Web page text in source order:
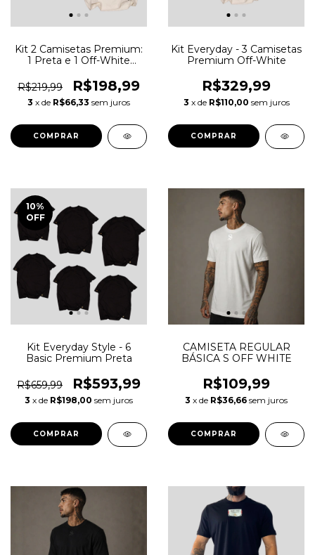
Kit 2 Camisetas Premium:
1 Preta e 1 Off-White
R$219,99
R$198,99
3 x de R$66,33 sem juros
COMPRAR
Kit Everyday - 3 Camisetas
Premium Off-White
R$329,99
3 x de R$110,00 sem juros
COMPRAR
10%
OFF
Kit Everyday Style - 6
Basic Premium Preta
R$659,99 R$593,99
3 x de R$198,00 sem juros
COMPRAR
CAMISETA REGULAR
BÁSICA S OFF WHITE
R$109,99
3 x de R$36,66 sem juros
COMPRAR